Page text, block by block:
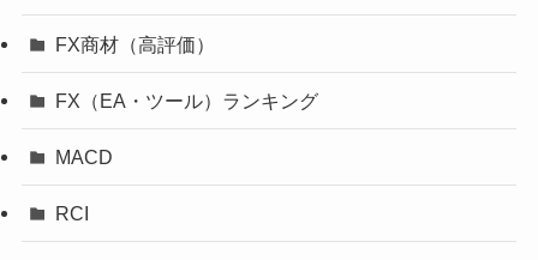
FX商材（高評価）
FX（EA・ツール）ランキング
MACD
RCI